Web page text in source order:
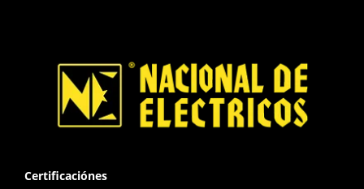
Certificaciónes